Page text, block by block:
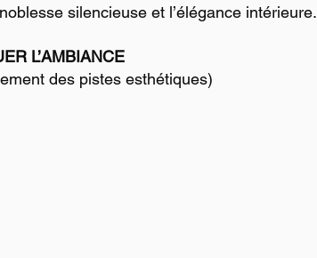
silencieuse et l’élégance intérieure.
L’AMBIANCE
des pistes esthétiques)